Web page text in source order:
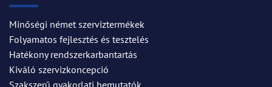
Minőségi német szerviztermékek
Folyamatos fejlesztés és tesztelés
Hatékony rendszerkarbantartás
Kiváló szervizkoncepció
Szakszerű gyakorlati bemutatók